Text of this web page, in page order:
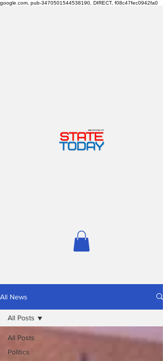
google.com, pub-3470501544538190, DIRECT, f08c47fec0942fa0
All News
All Posts
Politics
All Posts